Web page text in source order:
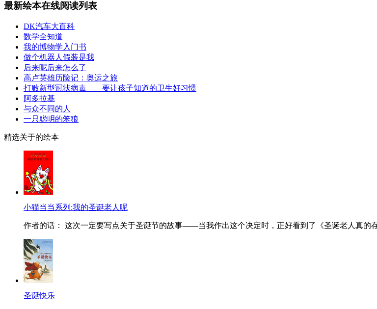
最新绘本在线阅读列表
DK汽车大百科
数学全知道
我的博物学入门书
做个机器人假装是我
后来呢后来怎么了
高卢英雄历险记：奥运之旅
打败新型冠状病毒——要让孩子知道的卫生好习惯
阿多拉基
与众不同的人
一只聪明的笨狼
精选关于的绘本
小猫当当系列:我的圣诞老人呢
作者的话： 这次一定要写点关于圣诞节的故事——当我作出这个决定时，正好看到了《圣诞老人真的
圣诞快乐